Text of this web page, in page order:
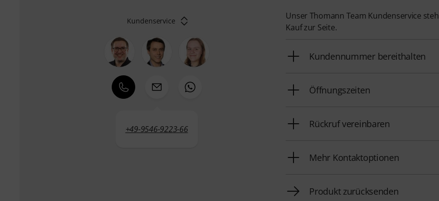
Kundenservice
+49-9546-9223-66
Unser Thomann Team Kundenservice
Kauf zur Seite.
Kundennummer bereithalten
Öffnungszeiten
Rückruf vereinbaren
Mehr Kontaktoptionen
Produkt zurücksenden